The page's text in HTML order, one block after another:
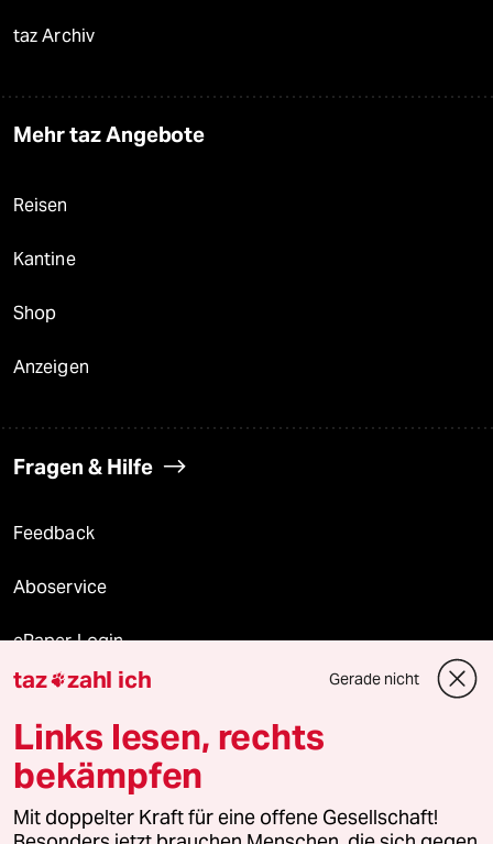
taz Archiv
Mehr taz Angebote
Reisen
Kantine
Shop
Anzeigen
Fragen & Hilfe
Feedback
Aboservice
ePaper Login
Downloads für Abonnierende
© 2026 taz Verlags und Vertriebs GmbH
Alle Rechte vorbehalten. Bei rechtlichen Fragen oder für Genehmigungen
wenden Sie sich bitte an
lizenzen@taz.de
taz zahl ich Gerade nicht
Links lesen, rechts
bekämpfen
Mit doppelter Kraft für eine offene Gesellschaft!